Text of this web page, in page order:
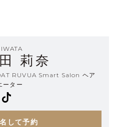
莉奈
RUVUA Smart Salon ヘア
ーター
して予約